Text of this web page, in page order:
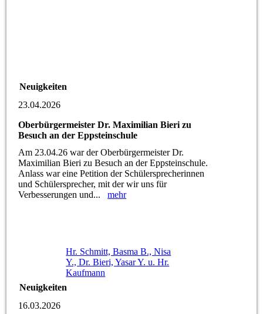
Neuigkeiten
23.04.2026
Oberbürgermeister Dr. Maximilian Bieri zu
Besuch an der Eppsteinschule
Am 23.04.26 war der Oberbürgermeister Dr.
Maximilian Bieri zu Besuch an der Eppsteinschule.
Anlass war eine Petition der Schülersprecherinnen
und Schülersprecher, mit der wir uns für
Verbesserungen und...mehr
Hr. Schmitt, Basma B., Nisa
Y., Dr. Bieri, Yasar Y. u. Hr.
Kaufmann
Neuigkeiten
16.03.2026